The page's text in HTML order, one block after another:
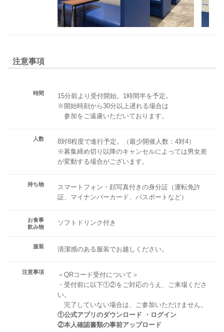
注意事項
時間
15分前より受付開始。1時間半を予定。
※開始時刻から30分以上遅れる場合は
参加をご遠慮いただいております。
人数
8対8程度で進行予定。（最少開催人数：4対4）
※募集締め切り以降のキャンセルによっては男女差
が変動する場合がございます。
持ち物
スマートフォン・顔写真付きの身分証（運転免許
証、マイナンバーカード、パスポートなど）
お食事
飲み物
ソフトドリンク付き
服装 清潔感のある服装でお越しください。
注意事項
＜QRコード受付について＞
・受付前に以下①②をご対応のうえ、ご来場くださ
い。
完了していない場合は、ご参加いただけません。
①公式アプリのダウンロード ・ログイン
②本人確認書類の事前アップロード